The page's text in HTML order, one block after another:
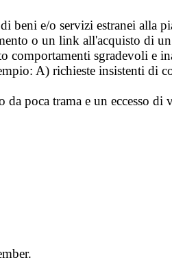
beni e/o servizi estranei alla
o un link all'acquisto di
comportamenti sgradevoli e
A) richieste insistenti
da poca trama e un eccesso